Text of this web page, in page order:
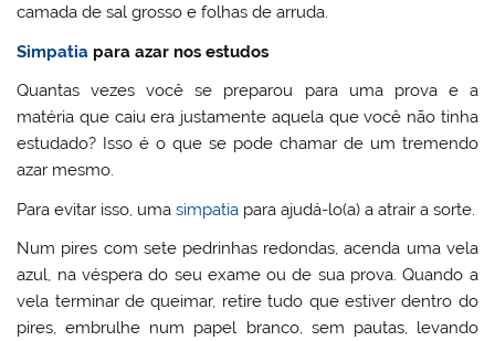
camada de sal grosso e folhas de arruda.
Simpatia para azar nos estudos
Quantas vezes você se preparou para uma prova e a
matéria que caiu era justamente aquela que você não tinha
estudado? Isso é o que se pode chamar de um tremendo
azar mesmo.
Para evitar isso, umasimpatia para ajudá-lo(a) a atrair a sorte.
Num pires com sete pedrinhas redondas, acenda uma vela
azul, na véspera do seu exame ou de sua prova. Quando a
vela terminar de queimar, retire tudo que estiver dentro do
pires, embrulhe num papel branco, sem pautas, levando